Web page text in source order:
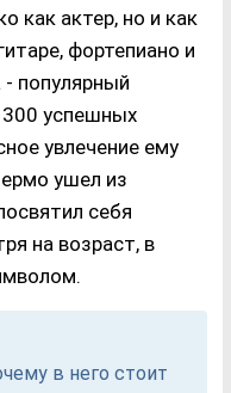
как актер, но и как
фортепиано и
популярный
300 успешных
увлечение ему
ушел из
себя
на возраст, в
в него стоит